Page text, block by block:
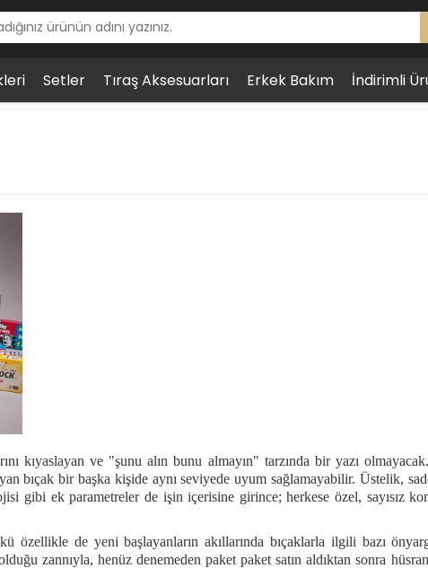
Setler Tıraş Aksesuarları Erkek Bakım İndirimli
kıyaslayan ve "şunu alın bunu almayın" tarzında bir yazı
bıçak bir başka kişide aynı seviyede uyum sağlamayabilir. Üstelik,
gibi ek parametreler de işin içerisine girince; herkese özel, sayısız
özellikle de yeni başlayanların akıllarında bıçaklarla ilgili bazı
zannıyla, henüz denemeden paket paket satın aldıktan sonra